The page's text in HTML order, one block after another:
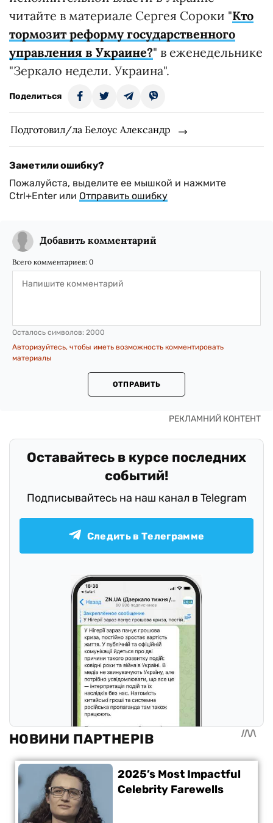
читайте в материале Сергея Сороки "Кто
тормозит реформу государственного
управления в Украине?" в еженедельнике
"Зеркало недели. Украина".
Поделиться
Подготовил/ла Белоус Александр
Заметили ошибку?
Пожалуйста, выделите ее мышкой и нажмите
Ctrl+Enter или Отправить ошибку
Добавить комментарий
Всего комментариев: 0
Осталось символов: 2000
Авторизуйтесь, чтобы иметь возможность комментировать
материалы
ОТПРАВИТЬ
Оставайтесь в курсе последних
событий!
Подписывайтесь на наш канал в Telegram
Следить в Телеграмме